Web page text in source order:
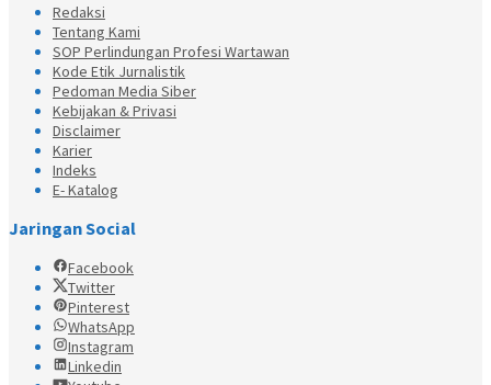
Redaksi
Tentang Kami
SOP Perlindungan Profesi Wartawan
Kode Etik Jurnalistik
Pedoman Media Siber
Kebijakan & Privasi
Disclaimer
Karier
Indeks
E- Katalog
Jaringan Social
Facebook
Twitter
Pinterest
WhatsApp
Instagram
Linkedin